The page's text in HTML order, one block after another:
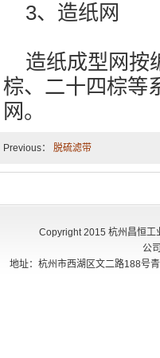
3、造纸网
造纸成型网按
棕、二十四棕等
网。
Previous： 脱硫滤带
Copyright 2015 杭州昌恒工
公
地址：杭州市西湖区文二路188号